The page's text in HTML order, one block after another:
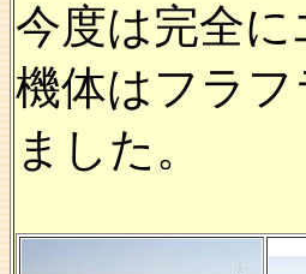
今度は完全に
機体はフラ
ました。